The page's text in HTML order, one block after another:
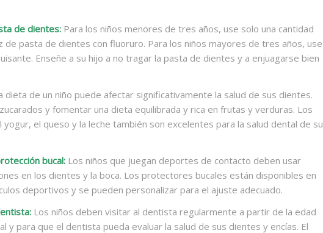
de dientes: Para los niños menores de tres años, use solo una cantidad
de pasta de dientes con fluoruro. Para los niños mayores de tres años, use
Enseñe a su hijo a no tragar la pasta de dientes y a enjuagarse bien
dieta de un niño puede afectar significativamente la salud de sus dientes.
y fomentar una dieta equilibrada y rica en frutas y verduras. Los
yogur, el queso y la leche también son excelentes para la salud dental de su
bucal: Los niños que juegan deportes de contacto deben usar
en los dientes y la boca. Los protectores bucales están disponibles en
deportivos y se pueden personalizar para el ajuste adecuado.
Los niños deben visitar al dentista regularmente a partir de la edad
y para que el dentista pueda evaluar la salud de sus dientes y encías. El